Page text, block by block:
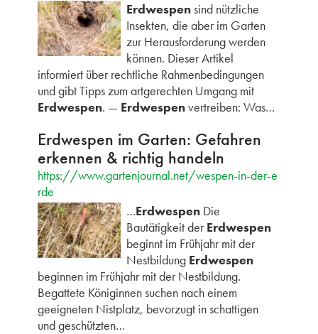
Erdwespensind nützliche
Insekten, die aber im Garten
zur Herausforderung werden
können. Dieser Artikel
informiert über rechtliche Rahmenbedingungen
und gibt Tipps zum artgerechten Umgang mit
Erdwespen. — Erdwespenvertreiben: Was…
Erdwespen im Garten: Gefahren
erkennen & richtig handeln
https://www.gartenjournal.net/wespen-in-der-e
rde
…ErdwespenDie
Bautätigkeit derErdwespen
beginnt im Frühjahr mit der
Nestbildung Erdwespen
beginnen im Frühjahr mit der Nestbildung.
Begattete Königinnen suchen nach einem
geeigneten Nistplatz, bevorzugt in schattigen
und geschützten…